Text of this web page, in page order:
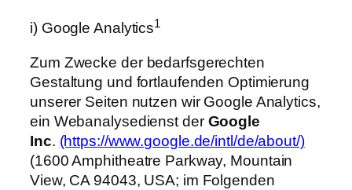
i) Google Analytics1
Zum Zwecke der bedarfsgerechten
Gestaltung und fortlaufenden Optimierung
unserer Seiten nutzen wir Google Analytics,
ein Webanalysedienst der Google
Inc. (https://www.google.de/intl/de/about/)
(1600 Amphitheatre Parkway, Mountain
View, CA 94043, USA; im Folgenden